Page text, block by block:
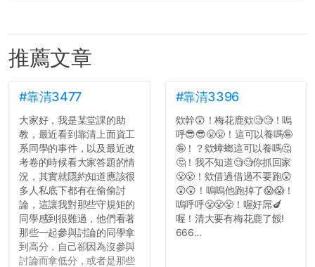
推薦文章
#靠清3477
大家好，我是某堂課的助
教，最近看到靠清上面資工
系同學的事件，以及最近改
考卷的時候看大家答題的情
況，其實就隱約知道應該很
多人私底下都有在偷偷討
論，這讓我對那些守規矩的
同學感到很難過，他們看著
那些一起參與討論的同學拿
到高分，自己卻因為沒參與
討論而拿低分，或者是那些
#靠清3396
欸幹😲！梅花鹿欸🧐🧐！嗚
呼😎😎😤😤！這可以養嗎🤪
🤪！？欸蟑螂這可以養嗎🤔
🤔！我不知道🧐🧐你抓回家
😤😤！欸借過借過不要跑😲
😲😲！嗚嗚他跑掉了😱😱！
嗚呼呼😤😤😤！喔好屌🍆
喔！清大要有梅花鹿了餒!
666...